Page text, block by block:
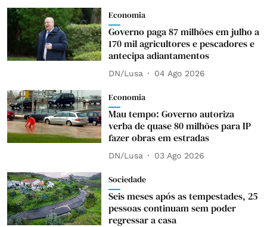
Economia
Governo paga 87 milhões em julho a
170 mil agricultores e pescadores e
antecipa adiantamentos
DN/Lusa 04 Ago 2026
Economia
Mau tempo: Governo autoriza
verba de quase 80 milhões para IP
fazer obras em estradas
DN/Lusa 03 Ago 2026
Sociedade
Seis meses após as tempestades, 25
pessoas continuam sem poder
regressar a casa